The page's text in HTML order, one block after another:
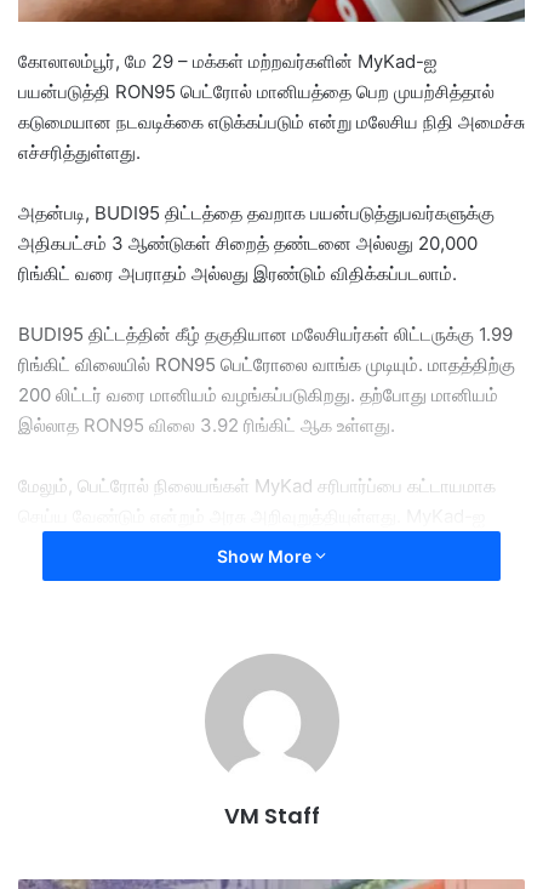
கோலாலம்பூர், மே 29 – மக்கள் மற்றவர்களின் MyKad-ஐ
பயன்படுத்தி RON95 பெட்ரோல் மானியத்தை பெற முயற்சித்தால்
கடுமையான நடவடிக்கை எடுக்கப்படும் என்று மலேசிய நிதி அமைச்சு
எச்சரித்துள்ளது.
அதன்படி, BUDI95 திட்டத்தை தவறாக பயன்படுத்துபவர்களுக்கு
அதிகபட்சம் 3 ஆண்டுகள் சிறைத் தண்டனை அல்லது 20,000
ரிங்கிட் வரை அபராதம் அல்லது இரண்டும் விதிக்கப்படலாம்.
BUDI95 திட்டத்தின் கீழ் தகுதியான மலேசியர்கள் லிட்டருக்கு 1.99
ரிங்கிட் விலையில் RON95 பெட்ரோலை வாங்க முடியும். மாதத்திற்கு
200 லிட்டர் வரை மானியம் வழங்கப்படுகிறது. தற்போது மானியம்
இல்லாத RON95 விலை 3.92 ரிங்கிட் ஆக உள்ளது.
மேலும், பெட்ரோல் நிலையங்கள் MyKad சரிபார்ப்பை கட்டாயமாக
நேரில் சரிபார்க்காமல் செய்யப்படும் பரிவர்த்தனைகள்
அனுமதிக்கப்படாது என கூறப்பட்டுள்ளது.
அதிகாரப்பூர்வ இணையதளத்தில் சரிபார்த்து, சந்தேகமான
பயன்பாடு இருந்தால் உடனடியாக போலீஸ் புகார் அளிக்குமாறும்
Show More
VM Staff